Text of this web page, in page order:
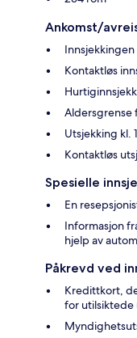
Ankomst/
Innsjekkingen
Kontaktløs
Aldersgrense
Utsjekking kl.
Kontaktløs
Spesielle
En
Informasjon
hjelp av
Påkrevd ved
Kredittkort,
for